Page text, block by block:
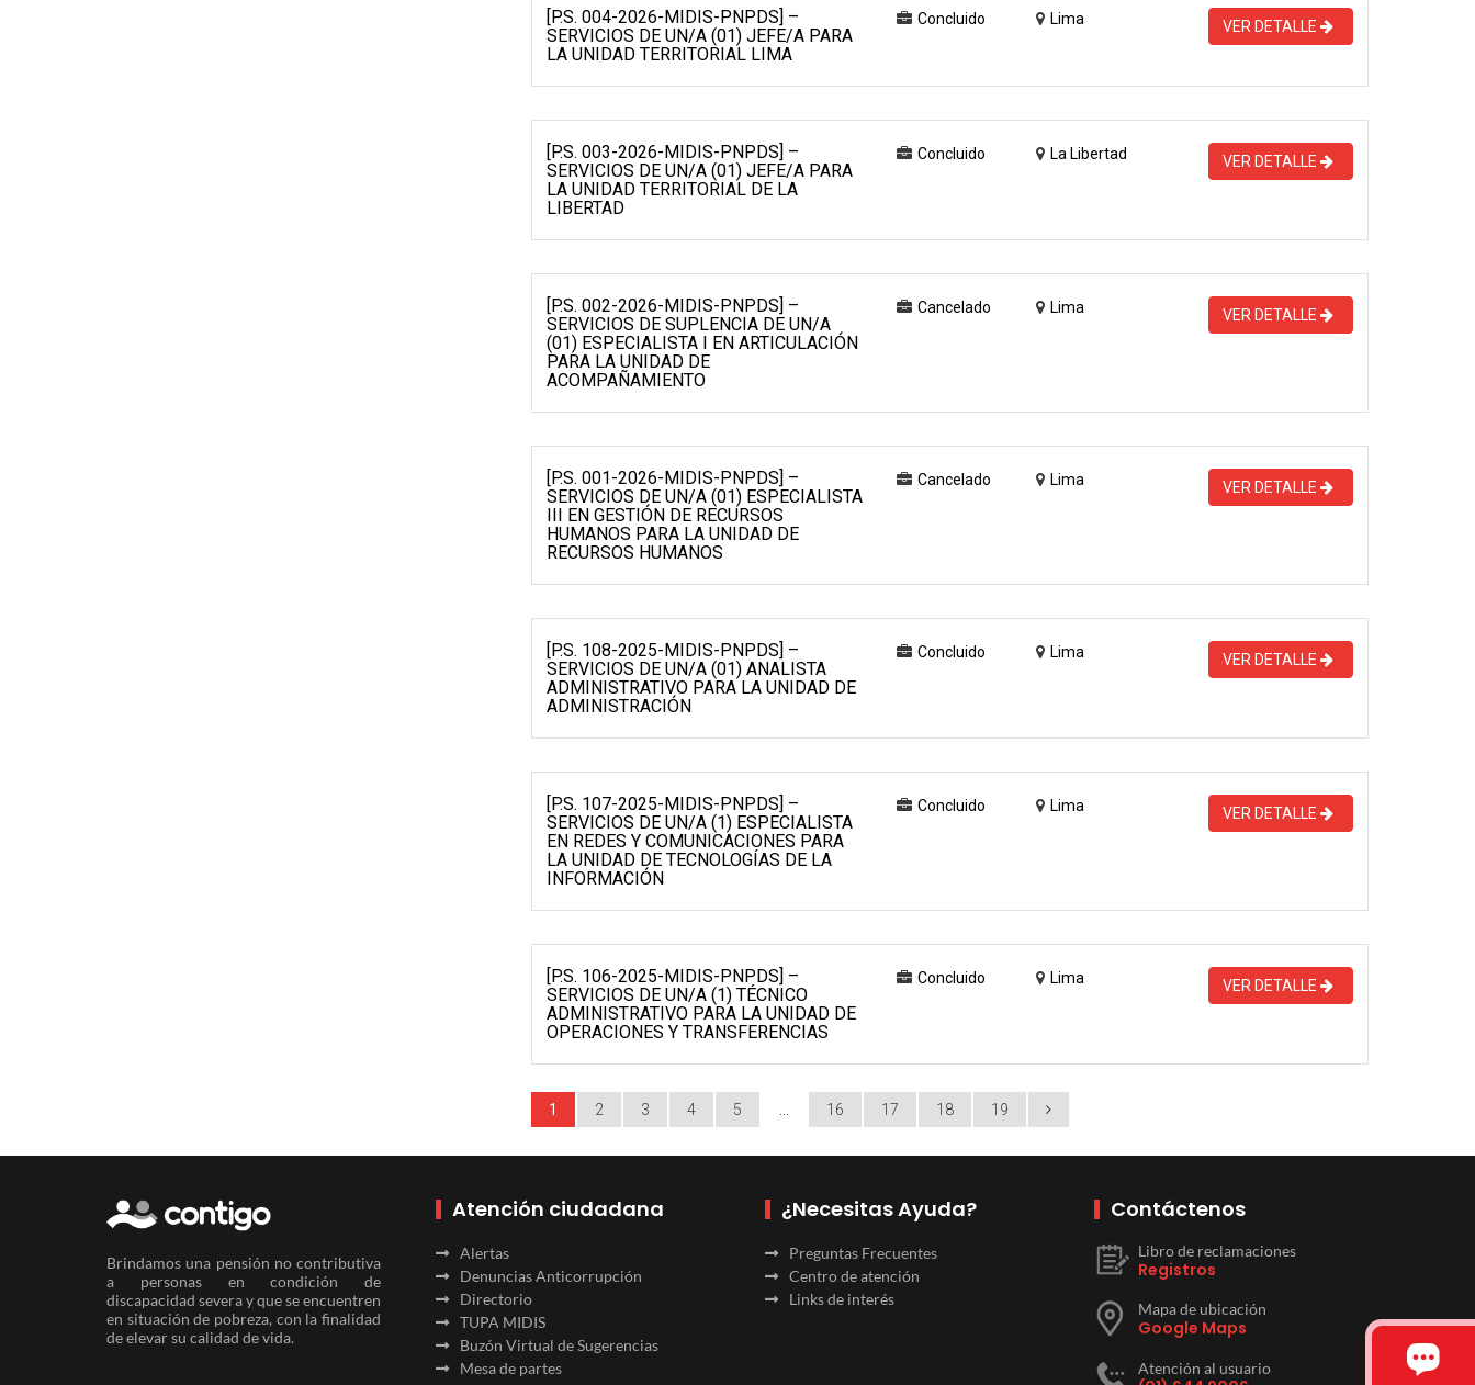
[P.S. 004-2026-MIDIS-PNPDS] –
SERVICIOS DE UN/A (01) JEFE/A PARA
LA UNIDAD TERRITORIAL LIMA
Concluido Lima VER DETALLE
[P.S. 003-2026-MIDIS-PNPDS] –
SERVICIOS DE UN/A (01) JEFE/A PARA
LA UNIDAD TERRITORIAL DE LA
LIBERTAD
Concluido La Libertad VER DETALLE
[P.S. 002-2026-MIDIS-PNPDS] –
SERVICIOS DE SUPLENCIA DE UN/A
(01) ESPECIALISTA I EN ARTICULACIÓN
PARA LA UNIDAD DE
ACOMPAÑAMIENTO
Cancelado Lima VER DETALLE
[P.S. 001-2026-MIDIS-PNPDS] –
SERVICIOS DE UN/A (01) ESPECIALISTA
III EN GESTIÓN DE RECURSOS
HUMANOS PARA LA UNIDAD DE
RECURSOS HUMANOS
Cancelado Lima VER DETALLE
[P.S. 108-2025-MIDIS-PNPDS] –
SERVICIOS DE UN/A (01) ANALISTA
ADMINISTRATIVO PARA LA UNIDAD DE
ADMINISTRACIÓN
Concluido Lima VER DETALLE
[P.S. 107-2025-MIDIS-PNPDS] –
SERVICIOS DE UN/A (1) ESPECIALISTA
EN REDES Y COMUNICACIONES PARA
LA UNIDAD DE TECNOLOGÍAS DE LA
INFORMACIÓN
Concluido Lima VER DETALLE
[P.S. 106-2025-MIDIS-PNPDS] –
SERVICIOS DE UN/A (1) TÉCNICO
ADMINISTRATIVO PARA LA UNIDAD DE
OPERACIONES Y TRANSFERENCIAS
Concluido Lima VER DETALLE
1 2 3 4 5 16 17 18 19
Brindamos una pensión no contributiva
a personas en condición de
discapacidad severa y que se encuentren
en situación de pobreza, con la finalidad
de elevar su calidad de vida.
Atención ciudadana
Alertas
Denuncias Anticorrupción
Directorio
TUPA MIDIS
Buzón Virtual de Sugerencias
Mesa de partes
¿Necesitas Ayuda?
Preguntas Frecuentes
Centro de atención
Links de interés
Contáctenos
Libro de reclamaciones
Registros
Mapa de ubicación
Google Maps
Atención al usuario